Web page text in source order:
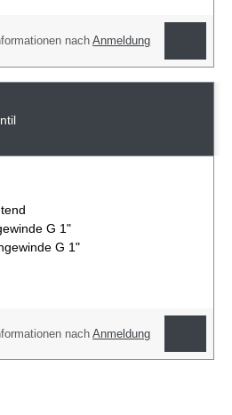
nachAnmeldung
G 1"
G 1"
nachAnmeldung